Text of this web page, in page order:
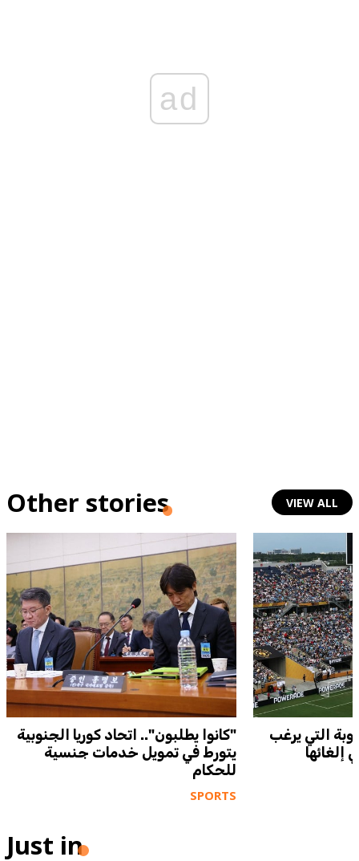
ad
Other stories VIEW ALL
"كانوا يطلبون".. اتحاد كوريا الجنوبية
يتورط في تمويل خدمات جنسية
للحكام
SPORTS
التي يرغب
Just in